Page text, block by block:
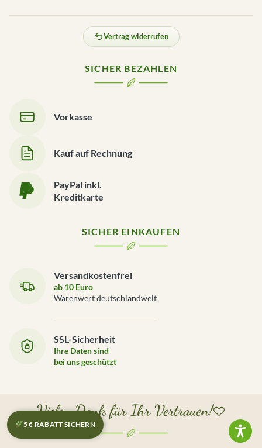
Vertrag widerrufen
SICHER BEZAHLEN
Vorkasse
Kauf auf Rechnung
PayPal inkl.
Kreditkarte
SICHER EINKAUFEN
Versandkostenfrei
ab 10 Euro
Warenwert deutschlandweit
SSL-Sicherheit
Ihre Daten sind
bei uns geschützt
Vielen Dank für Ihr Vertrauen!
5 € RABATT SICHERN